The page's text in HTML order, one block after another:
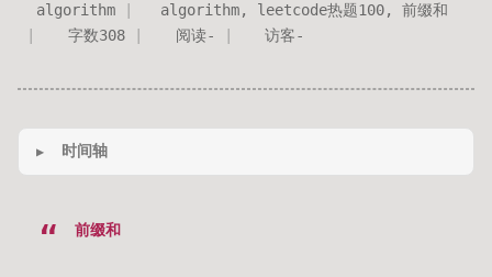
algorithm
algorithm, leetcode热题100, 前缀和
字数308 阅读- 访客-
时间轴
前缀和